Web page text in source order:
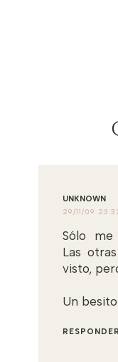
UNKNOWN
29/11/09
Sólo me
Las
visto,
Un
RESPONDER